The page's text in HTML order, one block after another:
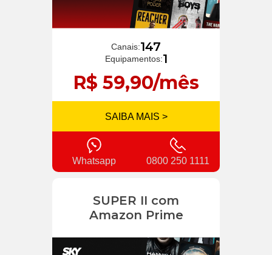
Canais:147
Equipamentos:1
R$ 59,90/mês
SAIBA MAIS >
Whatsapp 0800 250 1111
SUPER II com
Amazon Prime